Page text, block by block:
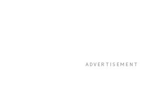
ADVERTISEMENT